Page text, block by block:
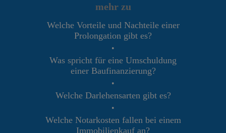
mehr zu
Welche Vorteile und Nachteile einer
Prolongation gibt es?
•
Was spricht für eine Umschuldung
einer Baufinanzierung?
•
Welche Darlehensarten gibt es?
•
Welche Notarkosten fallen bei einem
Immobilienkauf an?